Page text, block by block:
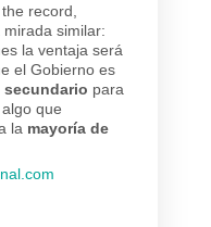
record,
similar:
la ventaja será
el Gobierno es
secundario para
que
la mayoría de